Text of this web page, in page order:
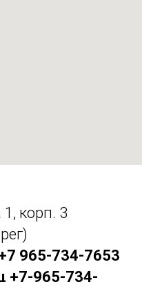
корп. 3
965-734-7653
+7-965-734-